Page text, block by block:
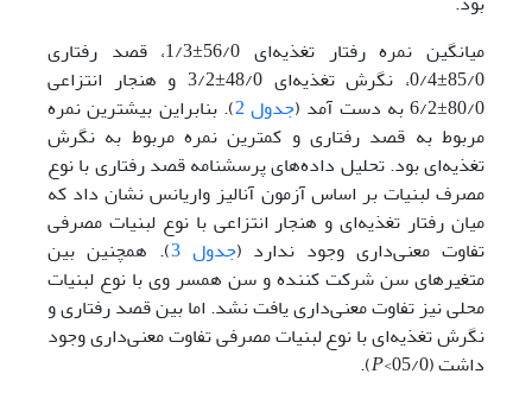
میانگین نمره رفتار تغذیه‌ای 56/0±1/3، قصد رفتاری
85/0±0/4، نگرش تغذیه‌ای 48/0±3/2 و هنجار انتزاعی
80/0±6/2 به دست آمد (
جدول 2 ). بنابراین بیشترین نمره
مربوط به قصد رفتاری و کمترین نمره مربوط به نگرش
تغذیه‌ای بود. تحلیل داده‌های پرسشنامه قصد رفتاری با نوع
مصرف لبنیات بر اساس آزمون آنالیز واریانس نشان داد که
میان رفتار تغذیه‌ای و هنجار انتزاعی با نوع لبنیات مصرفی
تفاوت معنی‌داری وجود ندارد (جدول 3 ). همچنین بین
متغیرهای سن شرکت کننده و سن همسر وی با نوع لبنیات
محلی نیز تفاوت معنی‌داری یافت نشد. اما بین قصد رفتاری و
نگرش تغذیه‌ای با نوع لبنیات مصرفی تفاوت معنی‌داری وجود
داشت (05/0>
P
).